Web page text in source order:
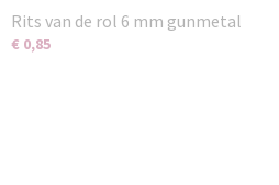
Rits van de rol 6 mm gunmetal
€ 0,85